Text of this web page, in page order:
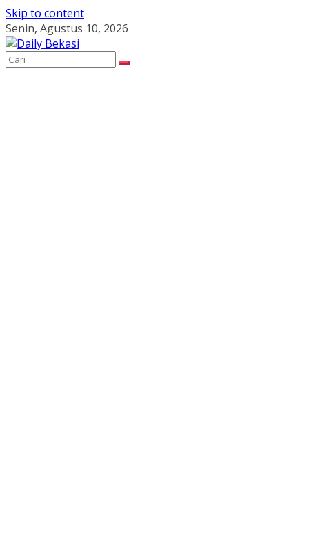
Skip to content
Senin, Agustus 10, 2026